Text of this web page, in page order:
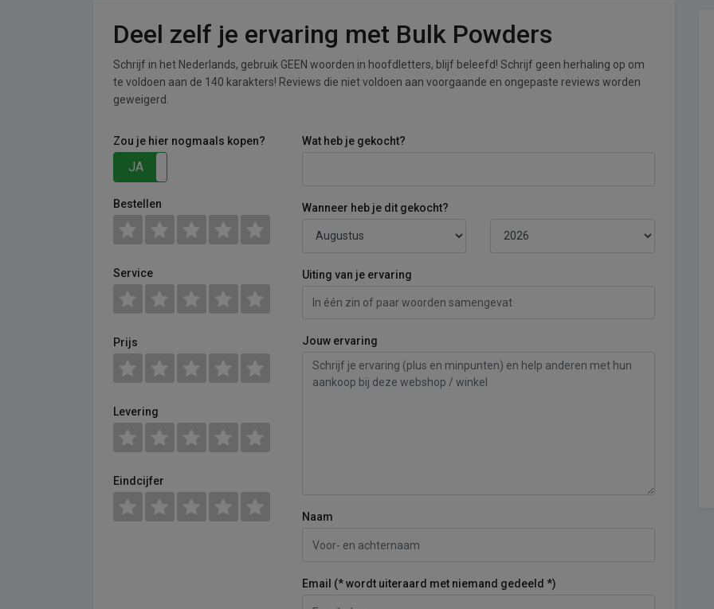
Deel zelf je ervaring met Bulk Powders
Schrijf in het Nederlands, gebruik GEEN woorden in hoofdletters, blijf beleefd! Schrijf geen herhaling op om
te voldoen aan de 140 karakters! Reviews die niet voldoen aan voorgaande en ongepaste reviews worden
geweigerd.
Zou je hier nogmaals kopen?
JA
Bestellen
Service
Prijs
Levering
Eindcijfer
Wat heb je gekocht?
Wanneer heb je dit gekocht?
Uiting van je ervaring
Jouw ervaring
Naam
Email (* wordt uiteraard met niemand gedeeld *)